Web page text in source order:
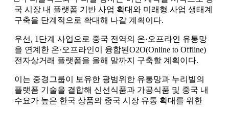
국 시장 내 플랫폼 기반 사업 확대와 미래형 사업 생태계
구축을 단계적으로 확대해 나갈 계획이다.
우선, 1단계 사업으로 중국 전역의 온·오프라인 유통망
을 연계한 온·오프라인이 융합된O2O(Online to Offline)
전자상거래 플랫폼을 올해 말까지 구축할 계획이다.
이는 중경그룹이 보유한 광범위한 유통망과 누리빌의
플랫폼 기술을 결합해 신선식품과 가공식품 및 중국 내
수요가 높은 한국 상품의 중국 시장 유통 확대를 위한